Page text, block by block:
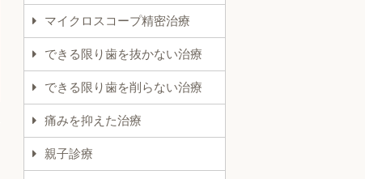
マイクロスコープ精密治療
できる限り歯を抜かない治療
できる限り歯を削らない治療
痛みを抑えた治療
親子診療